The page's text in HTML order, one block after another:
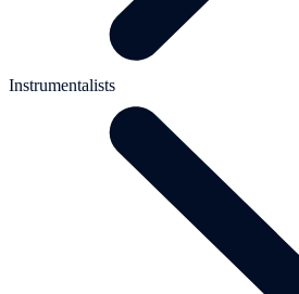
Instrumentalists